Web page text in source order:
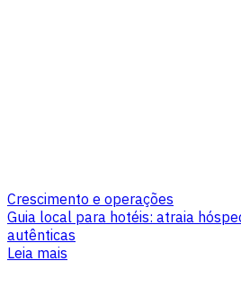
Crescimento e operações
Guia local para hotéis: atraia
autênticas
Leia mais